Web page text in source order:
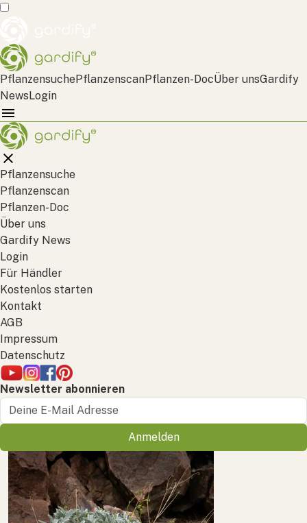
PflanzensuchePflanzenscanPflanzen-DocÜber unsGardify
NewsLogin
Pflanzensuche
Pflanzenscan
Pflanzen-Doc
Über uns
Gardify News
Login
Für Händler
Kostenlos starten
Kontakt
AGB
Impressum
Datenschutz
Newsletter abonnieren
Anmelden